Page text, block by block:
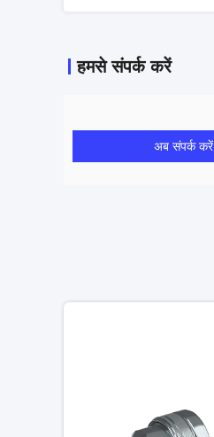
हमसे संपर्क करें
अब संपर्क करें